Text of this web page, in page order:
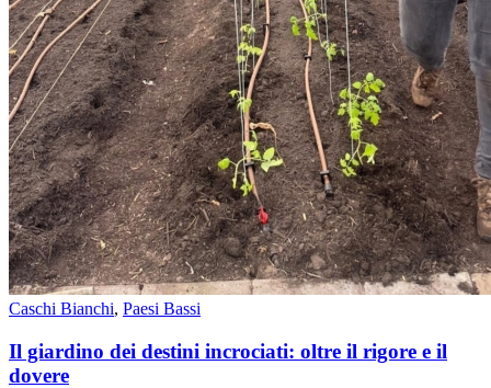
Caschi Bianchi, Paesi Bassi
Il giardino dei destini incrociati: oltre il rigore e il
dovere